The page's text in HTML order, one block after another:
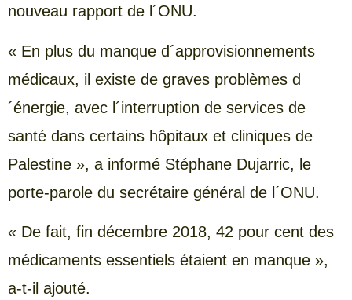
nouveau rapport de l´ONU.
« En plus du manque d´approvisionnements
médicaux, il existe de graves problèmes d
´énergie, avec l´interruption de services de
santé dans certains hôpitaux et cliniques de
Palestine », a informé Stéphane Dujarric, le
porte-parole du secrétaire général de l´ONU.
« De fait, fin décembre 2018, 42 pour cent des
médicaments essentiels étaient en manque »,
a-t-il ajouté.